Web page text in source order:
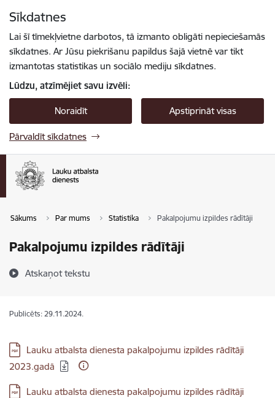
Sīkdatnes
Lai šī tīmekļvietne darbotos, tā izmanto obligāti nepieciešamās
sīkdatnes. Ar Jūsu piekrišanu papildus šajā vietnē var tikt
izmantotas statistikas un sociālo mediju sīkdatnes.
Lūdzu, atzīmējiet savu izvēli:
Noraidīt Apstiprināt visas
Pārvaldīt sīkdatnes
Sākums Par mums Statistika Pakalpojumu izpildes rādītāji
Pakalpojumu izpildes rādītāji
Atskaņot tekstu
Publicēts: 29.11.2024.
Lejupielādēt:
Lauku atbalsta dienesta pakalpojumu izpildes rādītāji
2023.gadā
Lejupielādēt:
Lauku atbalsta dienesta pakalpojumu izpildes rādītāji